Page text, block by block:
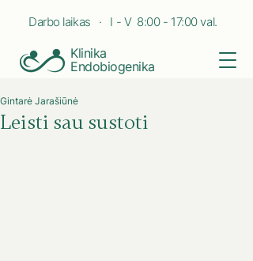
Darbo laikas · I - V 8:00 - 17:00 val.
Klinika
Endobiogenika
Leisti sau sustoti
Gintarė Jarašiūnė